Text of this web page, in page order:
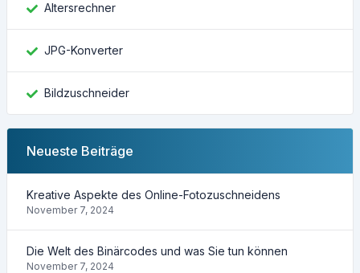
Altersrechner
JPG-Konverter
Bildzuschneider
Neueste Beiträge
Kreative Aspekte des Online-Fotozuschneidens
November 7, 2024
Die Welt des Binärcodes und was Sie tun können
November 7, 2024